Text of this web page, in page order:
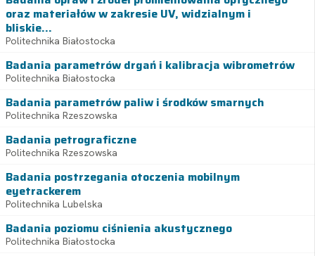
oraz materiałów w zakresie UV, widzialnym i
bliskie...
Politechnika Białostocka
Badania parametrów drgań i kalibracja wibrometrów
Politechnika Białostocka
Badania parametrów paliw i środków smarnych
Politechnika Rzeszowska
Badania petrograficzne
Politechnika Rzeszowska
Badania postrzegania otoczenia mobilnym
eyetrackerem
Politechnika Lubelska
Badania poziomu ciśnienia akustycznego
Politechnika Białostocka